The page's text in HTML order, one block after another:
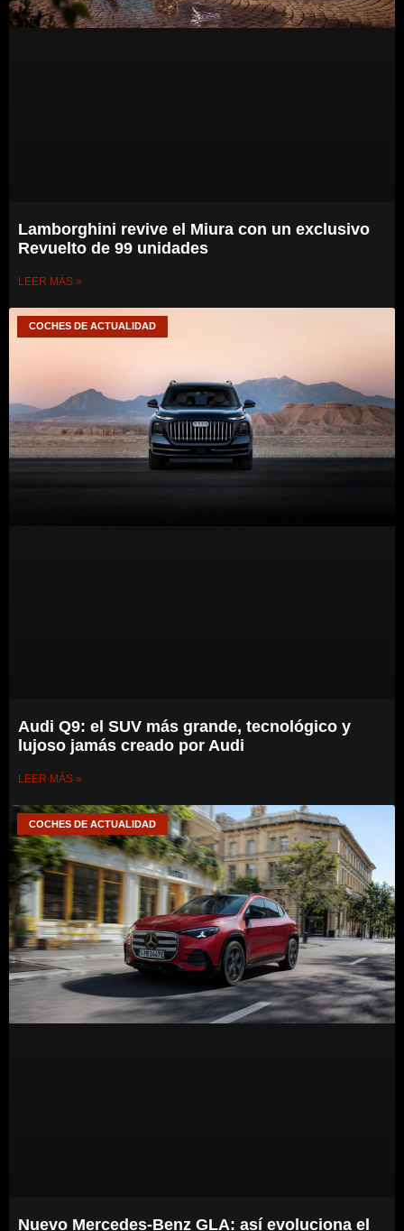
Lamborghini revive el Miura con un exclusivo
Revuelto de 99 unidades
LEER MÁS »
COCHES DE ACTUALIDAD
Audi Q9: el SUV más grande, tecnológico y
lujoso jamás creado por Audi
LEER MÁS »
COCHES DE ACTUALIDAD
Nuevo Mercedes-Benz GLA: así evoluciona el